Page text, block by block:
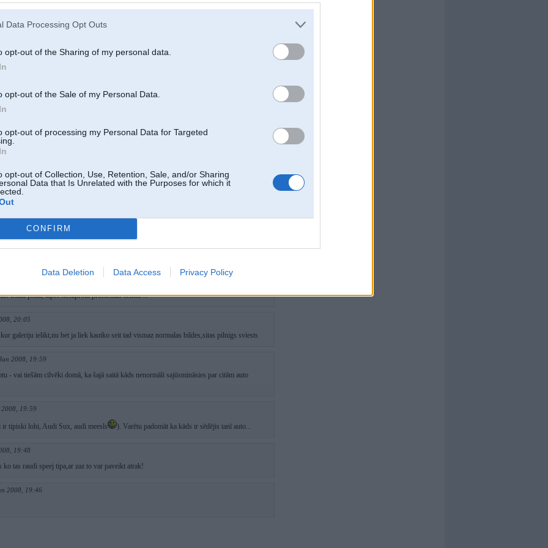
Data Processing Opt Outs
opt-out of the Sharing of my personal data.
opt-out of the Sale of my Personal Data.
opt-out of processing my Personal Data for Targeted
opt-out of Collection, Use, Retention, Sale, and/or Sharing
Data that Is Unrelated with the Purposes for which it
CONFIRM
Data Deletion Data Access Privacy Policy
daudz iedzeris...nu labi, laikam jau ersmu, bet AUDI liekas tiri ok auto
21:54
21:23
2008, 21:04
2008, 20:18
galerija ir kā, sava auto atrādīšana, bet ja tā ir kā "re no kāda paugura es ar savu superīgi zaļo
2008, 20:16
ienāk prātā, tāpēc nesaprotu problēmas cēloni ...
20:05
galeriju ielikt,nu bet ja liek kautko seit tad vismaz normalas bildes,sitas pilnigs sviests
2008, 19:59
- vai tiešām cilvēki domā, ka šajā saitā kāds nenormāli sajūsmināsies par citām auto
19:59
ir tipiski lohi, Audi Sux, audi meesls ). Varētu padomāt ka kāds ir sēdējis tanī auto...
19:48
ko tas raudi speej tipa,ar zaz to var paveikt atrak!
2008, 19:46